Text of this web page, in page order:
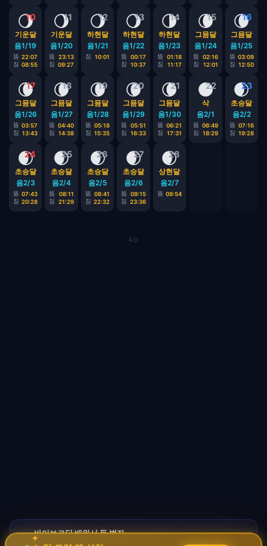
10
🌖
기운달
음1/19
뜸 22:07
짐 08:55
11
🌖
기운달
음1/20
뜸
23:13
짐 09:27
12
🌖
하현달
음1/21
짐 10:01
13
🌖
하현달
음1/22
뜸
00:17
짐
10:37
14
🌗
하현달
음1/23
뜸
01:18
짐
11:17
15
🌘
그믐달
음1/24
뜸
02:16
짐
12:01
16
🌘
그믐달
음1/25
뜸 03:09
짐 12:50
17
🌘
그믐달
음1/26
뜸 03:57
짐 13:43
18
🌘
그믐달
음1/27
뜸 04:40
짐
14:38
19
🌘
그믐달
음1/28
뜸 05:18
짐 15:35
20
🌘
그믐달
음1/29
뜸
05:51
짐
16:33
21
🌘
그믐달
음1/30
뜸 06:21
짐
17:31
22
🌑
삭
음2/1
뜸 06:49
짐
18:29
23
🌒
초승달
음2/2
뜸 07:16
짐 19:28
24
🌒
초승달
음2/3
뜸 07:43
짐 20:28
25
🌒
초승달
음2/4
뜸
08:11
짐
21:29
26
🌒
초승달
음2/5
뜸 08:41
짐 22:32
27
🌒
초승달
음2/6
뜸
09:15
짐 23:36
28
🌒
상현달
음2/7
뜸 09:54
AD
🚀바이브코딩 배워서 돈 벌자
코딩 몰라도 AI로 자동화 수익 시스템 구축 · 무료
✦ ✧